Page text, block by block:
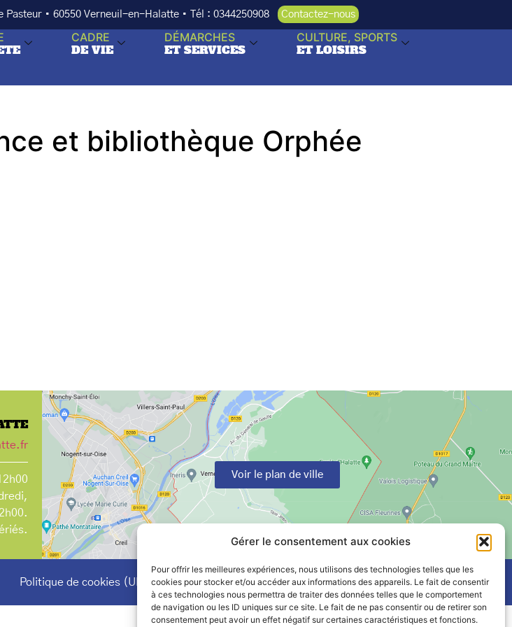
Gérer le consentement aux cookies
Pour offrir les meilleures expériences, nous utilisons des technologies telles que les
cookies pour stocker et/ou accéder aux informations des appareils. Le fait de consentir
à ces technologies nous permettra de traiter des données telles que le comportement
de navigation ou les ID uniques sur ce site. Le fait de ne pas consentir ou de retirer son
consentement peut avoir un effet négatif sur certaines caractéristiques et fonctions.
Pasteur • 60550 Verneuil-en-Halatte • Tél : 0344250908 Contactez-nous
CADRE
DE VIE
DÉMARCHES
ET SERVICES
CULTURE, SPORTS
ET LOISIRS
et bibliothèque Orphée
Voir le plan de ville
Politique de cookies (UE)